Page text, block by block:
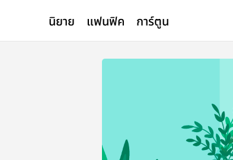
นิยาย แฟนฟิค การ์ตูน